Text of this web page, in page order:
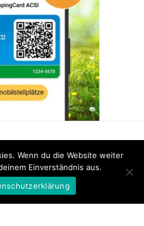
PINTEREST
-Impressum-
Wenn du die Website weiter
Einverständnis aus.